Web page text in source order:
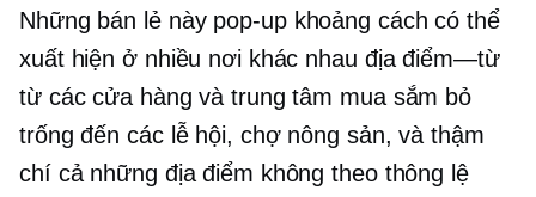
Những bán lẻ này pop-upkhoảng cách có thể
xuất hiện ở nhiều nơi khác nhau địa điểm—từ
từ các cửa hàng và trung tâm mua sắm bỏ
trống đến các lễ hội, chợ nông sản, và thậm
chí cả những địa điểm không theo thông lệ